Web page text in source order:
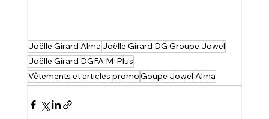
Joëlle Girard Alma Joëlle Girard DG Groupe Jowel
Joëlle Girard DGFA M-Plus
Vêtements et articles promoGoupe Jowel Alma